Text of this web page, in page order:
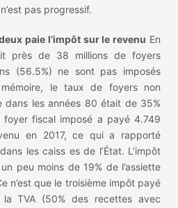
pas progressif.
paie l’impôt sur le revenu En
près de 38 millions de foyers
(56.5%) ne sont pas imposés
le taux de foyers non
dans les années 80 était de 35%
foyer fiscal imposé a payé 4.749
en 2017, ce qui a rapporté
les caiss es de l’État. L’impôt
peu moins de 19% de l’assiette
n’est que le troisième impôt payé
TVA (50% des recettes avec